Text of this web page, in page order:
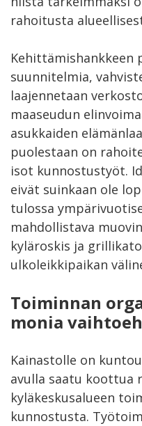
rahoitusta
Kehittämishankkeen
suunnitelmia,
laajennetaan
maaseudun
asukkaiden
puolestaan on
isot kunnostustyöt.
eivät suinkaan ole
tulossa
mahdollistava
kyläroskis ja
ulkoleikkipaikan
Toiminnan
monia
Kainastolle on
avulla saatu koottua
kyläkeskusalueen
kunnostusta.